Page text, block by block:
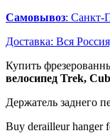
Самовывоз: Санкт-
Доставка: Вся
Купить
велосипед Trek,
Держатель заднего
Buy derailleur hanger